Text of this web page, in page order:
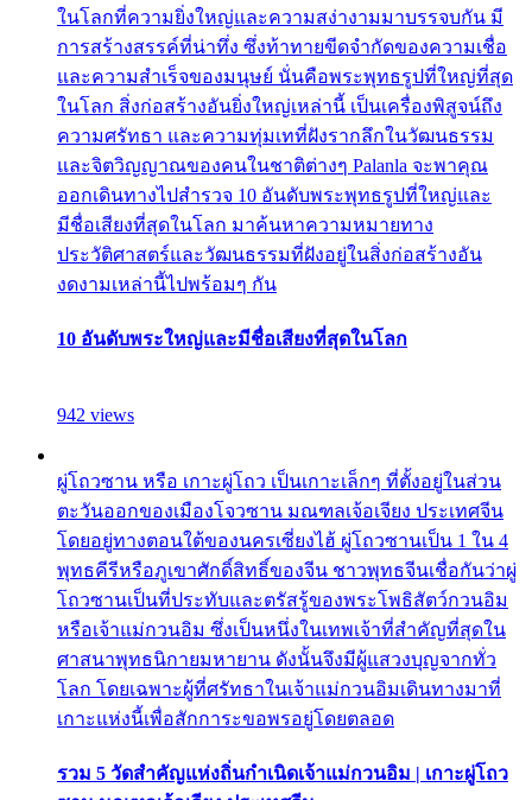
ในโลกที่ความยิ่งใหญ่และความสง่างามมาบรรจบกัน มี
การสร้างสรรค์ที่น่าทึ่ง ซึ่งท้าทายขีดจำกัดของความเชื่อ
และความสำเร็จของมนุษย์ นั่นคือพระพุทธรูปที่ใหญ่ที่สุด
ในโลก สิ่งก่อสร้างอันยิ่งใหญ่เหล่านี้ เป็นเครื่องพิสูจน์ถึง
ความศรัทธา และความทุ่มเทที่ฝังรากลึกในวัฒนธรรม
และจิตวิญญาณของคนในชาติต่างๆ Palanla จะพาคุณ
ออกเดินทางไปสำรวจ 10 อันดับพระพุทธรูปที่ใหญ่และ
มีชื่อเสียงที่สุดในโลก มาค้นหาความหมายทาง
ประวัติศาสตร์และวัฒนธรรมที่ฝังอยู่ในสิ่งก่อสร้างอัน
งดงามเหล่านี้ไปพร้อมๆ กัน
10 อันดับพระใหญ่และมีชื่อเสียงที่สุดในโลก
942 views
ผู่โถวซาน หรือ เกาะผู่โถว เป็นเกาะเล็กๆ ที่ตั้งอยู่ในส่วน
ตะวันออกของเมืองโจวซาน มณฑลเจ้อเจียง ประเทศจีน
โดยอยู่ทางตอนใต้ของนครเซี่ยงไฮ้ ผู่โถวซานเป็น 1 ใน 4
พุทธคีรีหรือภูเขาศักดิ์สิทธิ์ของจีน ชาวพุทธจีนเชื่อกันว่าผู่
โถวซานเป็นที่ประทับและตรัสรู้ของพระโพธิสัตว์กวนอิม
หรือเจ้าแม่กวนอิม ซึ่งเป็นหนึ่งในเทพเจ้าที่สำคัญที่สุดใน
ศาสนาพุทธนิกายมหายาน ดังนั้นจึงมีผู้แสวงบุญจากทั่ว
โลก โดยเฉพาะผู้ที่ศรัทธาในเจ้าแม่กวนอิมเดินทางมาที่
เกาะแห่งนี้เพื่อสักการะขอพรอยู่โดยตลอด
รวม 5 วัดสำคัญแห่งถิ่นกำเนิดเจ้าแม่กวนอิม | เกาะผู่โถว